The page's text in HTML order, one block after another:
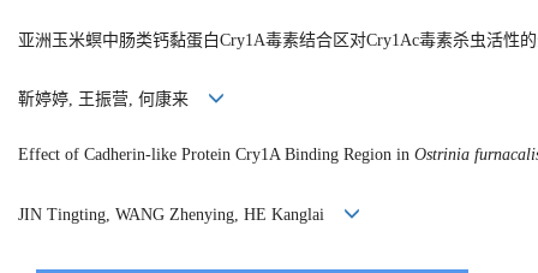
亚洲玉米螟中肠类钙黏蛋白Cry1A毒素结合区对Cry1Ac毒素杀虫活性
靳婷婷, 王振营, 何康来
Effect of Cadherin-like Protein Cry1A Binding Region in Ostrinia
JIN Tingting, WANG Zhenying, HE Kanglai